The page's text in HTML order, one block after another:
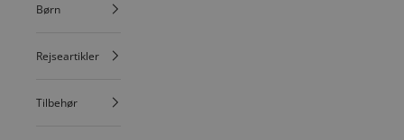
Børn
Rejseartikler
Tilbehør